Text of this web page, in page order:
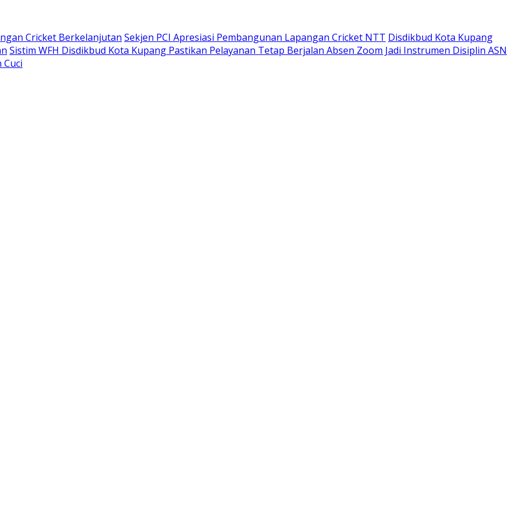
Cricket Berkelanjutan Sekjen PCI Apresiasi Pembangunan Lapangan Cricket NTT Disdikbud Kota Kupang
Sistim WFH Disdikbud Kota Kupang Pastikan Pelayanan Tetap Berjalan Absen Zoom Jadi Instrumen Disiplin ASN